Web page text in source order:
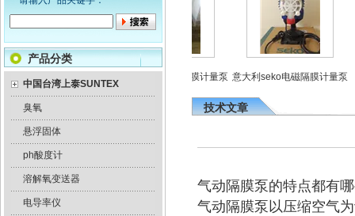
产品分类
中国台湾上泰SUNTEX
臭氧
悬浮固体
ph酸度计
溶解氧变送器
电导率仪
在线ph/orp计变送器 美国米顿罗机械隔膜计量泵 意大利seko电磁隔膜计量泵
技术文章
气动隔膜泵的特点都有
气动隔膜泵以压缩空气